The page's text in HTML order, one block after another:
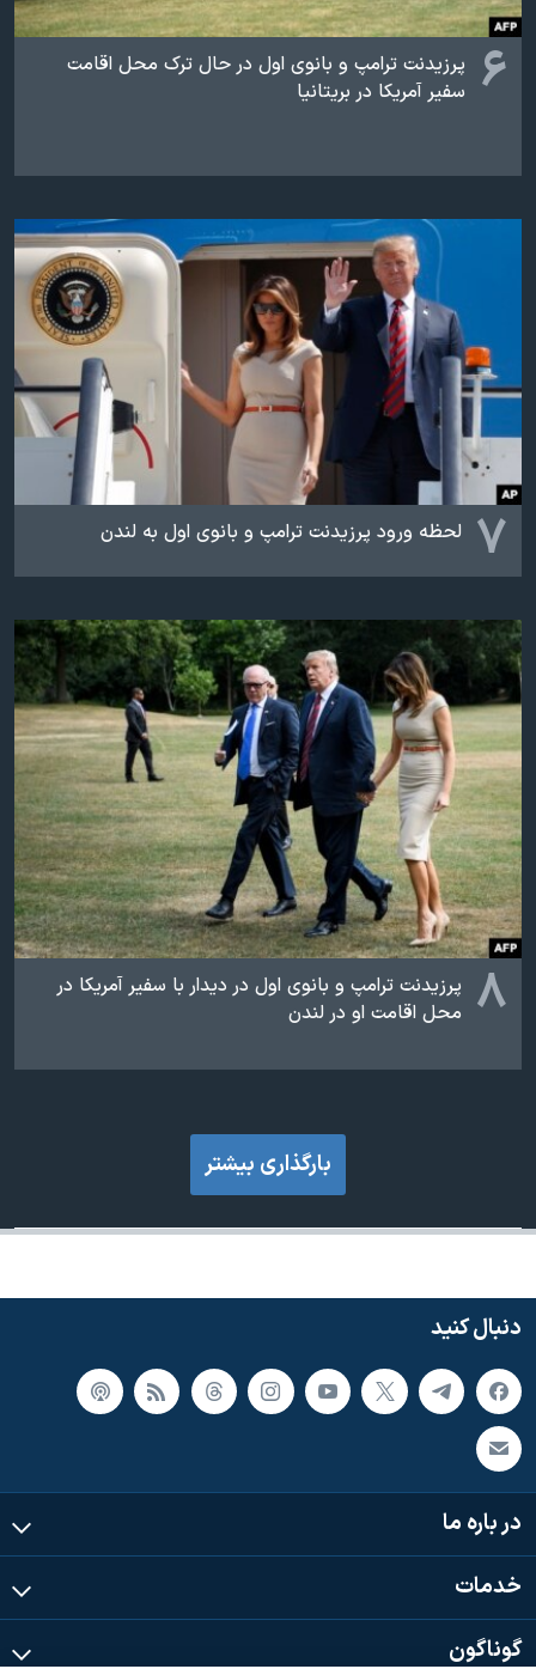
۶
پرزیدنت ترامپ و بانوی اول در حال ترک محل اقامت
سفیر آمریکا در بریتانیا
۷ لحظه ورود پرزیدنت ترامپ و بانوی اول به لندن
۸ پرزیدنت ترامپ و بانوی اول در دیدار با سفیر آمریکا در
محل اقامت او در لندن
بارگذاری بیشتر
دنبال کنید
در باره ما
خدمات
گوناگون